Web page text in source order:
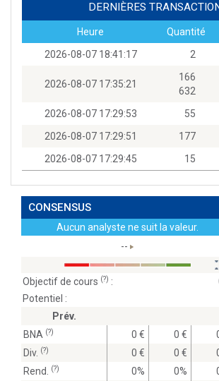
DERNIÈRES
Heure Quantité
2026-08-07 18:41:17
2
2026-08-07 17:35:21
166
632
2026-08-07 17:29:53 55
2026-08-07 17:29:51
177
2026-08-07 17:29:45
15
CONSENSUS
Aucun analyste ne suit la valeur.
--
Objectif de cours (?) :
Potentiel :
Prév.
BNA (?) 0 0
Div. (?) 0 0
Rend.
(?) 0% 0%